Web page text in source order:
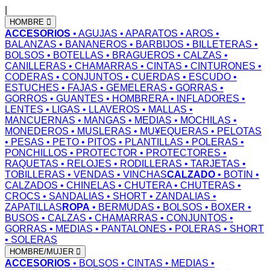
HOMBRE
ACCESORIOS • AGUJAS • APARATOS • AROS •
BALANZAS • BANANEROS • BARBIJOS • BILLETERAS •
BOLSOS • BOTELLAS • BRAGUEROS • CALZAS •
CANILLERAS • CHAMARRAS • CINTAS • CINTURONES •
CODERAS • CONJUNTOS • CUERDAS • ESCUDO •
ESTUCHES • FAJAS • GEMELERAS • GORRAS •
GORROS • GUANTES • HOMBRERA• INFLADORES •
LENTES • LIGAS • LLAVEROS • MALLAS •
MANCUERNAS • MANGAS • MEDIAS • MOCHILAS •
MONEDEROS • MUSLERAS • MU¥EQUERAS • PELOTAS
• PESAS • PETO • PITOS • PLANTILLAS • POLERAS •
PONCHILLOS • PROTECTOR • PROTECTORES •
RAQUETAS • RELOJES • RODILLERAS • TARJETAS •
TOBILLERAS • VENDAS • VINCHASCALZADO • BOTIN •
CALZADOS • CHINELAS • CHUTERA• CHUTERAS •
CROCS • SANDALIAS • SHORT • ZANDALIAS •
ZAPATILLAS ROPA • BERMUDAS • BOLSOS • BOXER •
BUSOS • CALZAS • CHAMARRAS • CONJUNTOS •
GORRAS • MEDIAS • PANTALONES • POLERAS • SHORT
• SOLERAS
HOMBRE/MUJER
ACCESORIOS • BOLSOS • CINTAS • MEDIAS •